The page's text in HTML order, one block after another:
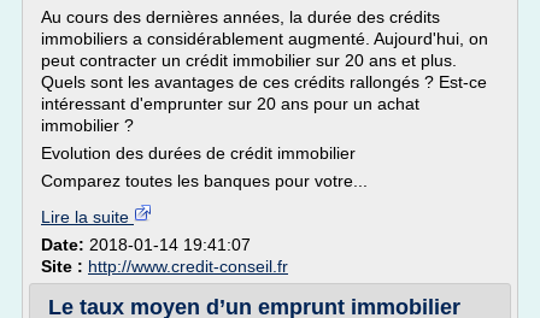
Au cours des dernières années, la durée des crédits
immobiliers a considérablement augmenté. Aujourd'hui, on
peut contracter un crédit immobilier sur 20 ans et plus.
Quels sont les avantages de ces crédits rallongés ? Est-ce
intéressant d'emprunter sur 20 ans pour un achat
immobilier ?
Evolution des durées de crédit immobilier
Comparez toutes les banques pour votre...
Lire la suite
Date: 2018-01-14 19:41:07
Site : http://www.credit-conseil.fr
Le taux moyen d’un emprunt immobilier